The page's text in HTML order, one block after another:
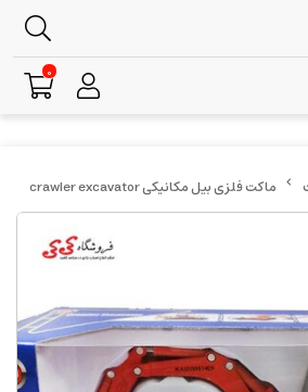
ماکت فلزی بیل مکانیکی crawler excavator
0